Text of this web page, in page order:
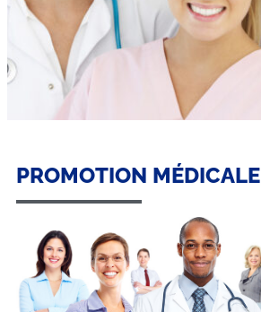
PROMOTION MÉDICALE